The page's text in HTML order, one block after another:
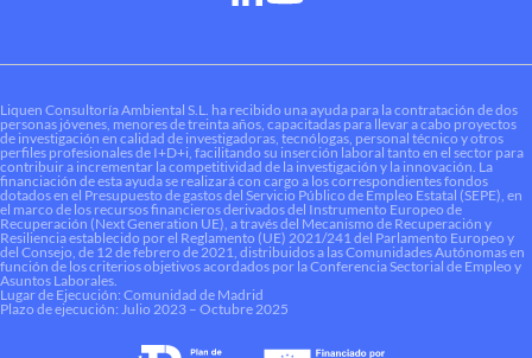
Liquen Consultoría Ambiental S.L. ha recibido una ayuda para la contratación de dos
personas jóvenes, menores de treinta años, capacitadas para llevar a cabo proyectos
de investigación en calidad de investigadoras, tecnólogas, personal técnico y otros
perfiles profesionales de I+D+i, facilitando su inserción laboral tanto en el sector para
contribuir a incrementar la competitividad de la investigación y la innovación. La
financiación de esta ayuda se realizará con cargo a los correspondientes fondos
dotados en el Presupuesto de gastos del Servicio Público de Empleo Estatal (SEPE), en
el marco de los recursos financieros derivados del Instrumento Europeo de
Recuperación (Next Generation UE), a través del Mecanismo de Recuperación y
Resiliencia establecido por el Reglamento (UE) 2021/241 del Parlamento Europeo y
del Consejo, de 12 de febrero de 2021, distribuidos a las Comunidades Autónomas en
función de los criterios objetivos acordados por la Conferencia Sectorial de Empleo y
Asuntos Laborales.
Lugar de Ejecución: Comunidad de Madrid
Plazo de ejecución: Julio 2023 – Octubre 2025